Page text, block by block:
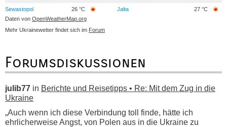
Sewastopol 26 °C Jalta
27 °C
Daten von OpenWeatherMap.org
Mehr Ukrainewetter findet sich im Forum
Forumsdiskussionen
julib77 in Berichte und Reisetipps • Re: Mit dem Zug in die
Ukraine
„Auch wenn ich diese Verbindung toll finde, hätte ich
ehrlicherweise Angst, von Polen aus in die Ukraine zu